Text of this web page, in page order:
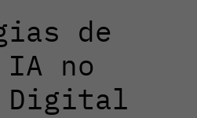
de
no
Digital